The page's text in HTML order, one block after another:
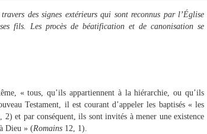
des signes extérieurs qui sont reconnus par l’Église
fils. Les procès de béatification et de canonisation se
« tous, qu’ils appartiennent à la hiérarchie, ou qu’ils
Testament, il est courant d’appeler les baptisés « les
2) et par conséquent, ils sont invités à mener une existence
Dieu » (Romains 12, 1).